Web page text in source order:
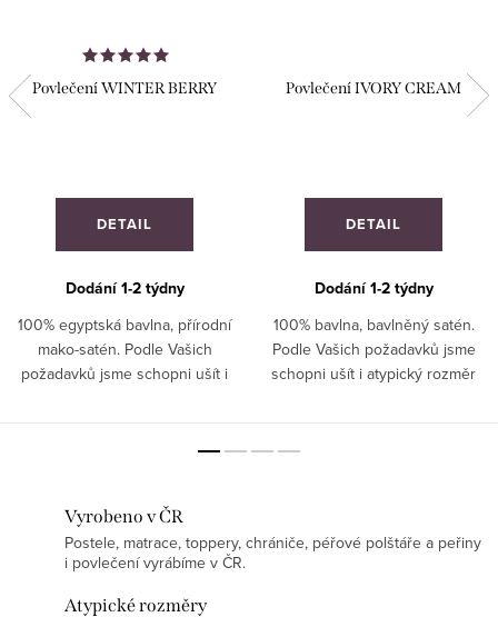
Povlečení WINTER BERRY
DETAIL
Dodání 1-2 týdny
100% egyptská bavlna, přírodní
mako-satén. Podle Vašich
požadavků jsme schopni ušít i
Povlečení IVORY CREAM
DETAIL
Dodání 1-2 týdny
100% bavlna, bavlněný satén.
Podle Vašich požadavků jsme
schopni ušít i atypický rozměr
Vyrobeno v ČR
Postele, matrace, toppery, chrániče, péřové polštáře a peřiny
i povlečení vyrábíme v ČR.
Atypické rozměry